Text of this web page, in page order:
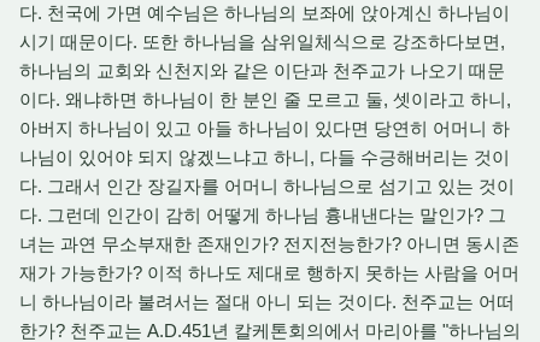
다. 천국에 가면 예수님은 하나님의 보좌에 앉아계신 하나님이
시기 때문이다. 또한 하나님을 삼위일체식으로 강조하다보면,
하나님의 교회와 신천지와 같은 이단과 천주교가 나오기 때문
이다. 왜냐하면 하나님이 한 분인 줄 모르고 둘, 셋이라고 하니,
아버지 하나님이 있고 아들 하나님이 있다면 당연히 어머니 하
나님이 있어야 되지 않겠느냐고 하니, 다들 수긍해버리는 것이
다. 그래서 인간 장길자를 어머니 하나님으로 섬기고 있는 것이
다. 그런데 인간이 감히 어떻게 하나님 흉내낸다는 말인가? 그
녀는 과연 무소부재한 존재인가? 전지전능한가? 아니면 동시존
재가 가능한가? 이적 하나도 제대로 행하지 못하는 사람을 어머
니 하나님이라 불려서는 절대 아니 되는 것이다. 천주교는 어떠
한가? 천주교는 A.D.451년 칼케톤회의에서 마리아를 "하나님의